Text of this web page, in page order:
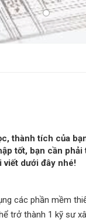
thành tích của
tốt, bạn cần
dưới đây nhé!
các phần mềm
trở thành 1 kỹ sư